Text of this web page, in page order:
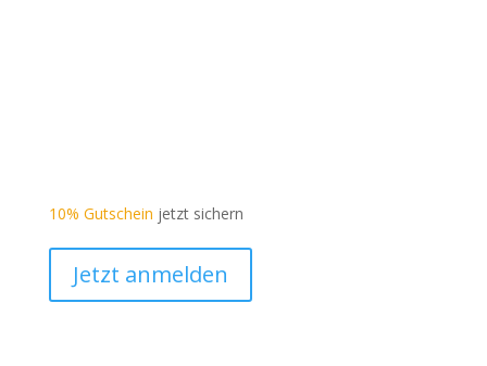
10% Gutschein jetzt sichern
Jetzt anmelden